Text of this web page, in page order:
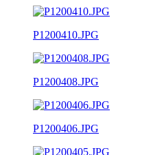
P1200410.JPG
P1200408.JPG
P1200406.JPG